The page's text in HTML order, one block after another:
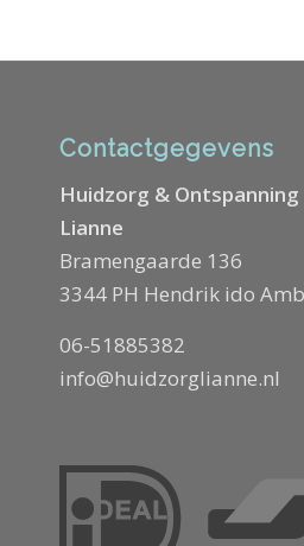
Contactgegevens
Huidzorg & Ontspanning
Lianne
Bramengaarde 136
3344 PH Hendrik ido
06-51885382
info@huidzorglianne.nl